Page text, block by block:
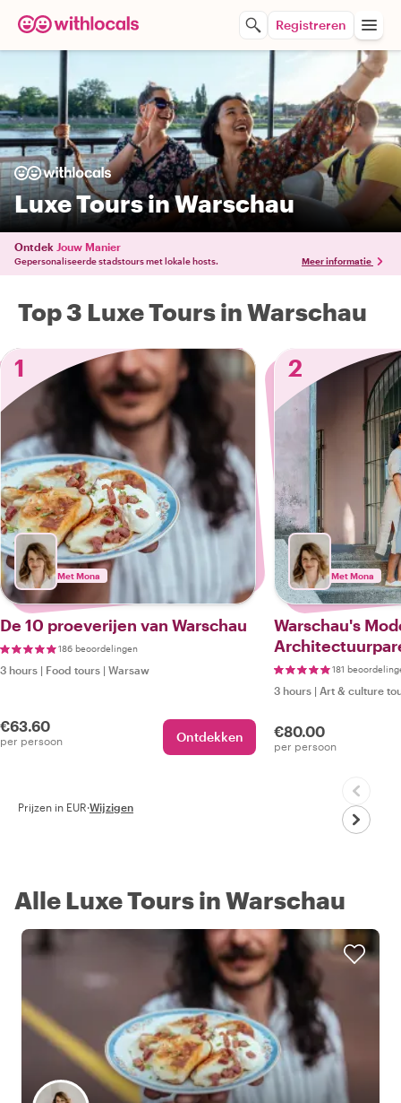
Registreren
Luxe Tours in Warschau
Ontdek Jouw Manier
Gepersonaliseerde stadstours met lokale hosts. Meer informatie
Top 3 Luxe Tours in Warschau
1
Met Mona
De 10 proeverijen van Warschau
186 beoordelingen
3 hours | Food tours | Warsaw
€63.60
per persoon Ontdekken
2
Met Mona
Warschau's
181
3 hours | Art & culture
€80.00
per persoon
Prijzen in EUR·Wijzigen
Alle Luxe Tours in Warschau